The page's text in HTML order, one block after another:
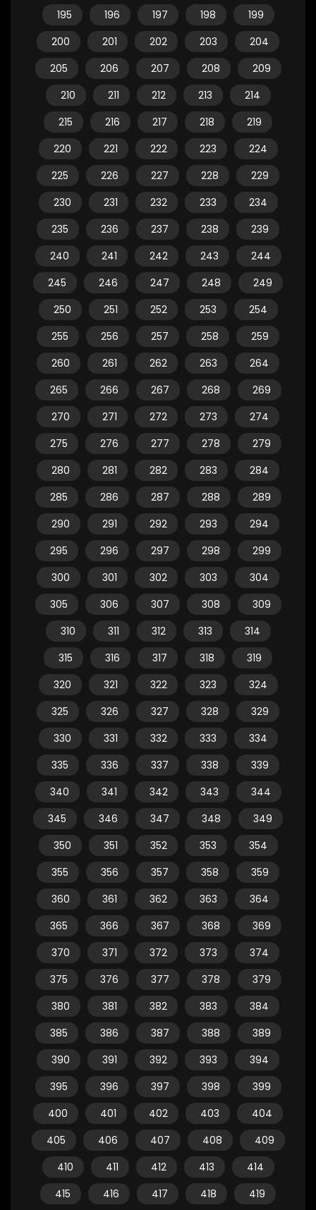
195
196 197 198
199
200
201 202 203
204
205
206 207 208
209
210
211 212 213
214
215
216 217 218
219
220
221 222 223
224
225
226 227 228
229
230
231 232 233
234
235
236 237 238
239
240
241 242 243
244
245
246 247 248
249
250
251 252 253
254
255
256 257 258
259
260
261 262 263
264
265
266 267 268
269
270
271 272 273
274
275
276 277 278
279
280
281 282 283
284
285
286 287 288
289
290
291 292 293
294
295
296 297 298
299
300
301 302 303
304
305
306 307 308
309
310
311 312 313
314
315
316 317 318
319
320
321 322 323
324
325
326 327 328
329
330
331 332 333
334
335
336 337 338
339
340
341 342 343
344
345
346 347 348
349
350
351 352 353
354
355
356 357 358
359
360
361 362 363
364
365
366 367 368
369
370
371 372 373
374
375
376 377 378
379
380
381 382 383
384
385
386 387 388
389
390
391 392 393
394
395
396 397 398
399
400
401 402 403
404
405
406 407 408
409
410
411 412 413
414
415
416 417 418 419